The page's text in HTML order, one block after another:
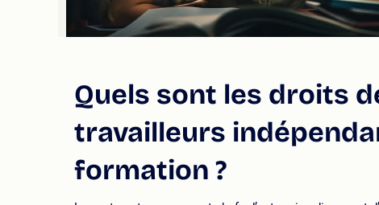
Quels sont les droits
travailleurs
formation ?